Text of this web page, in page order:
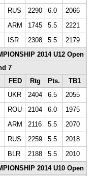
RUS 2290 6.0
2066
ARM 1745 5.5
2221
ISR 2308 5.5
2179
2014 U12 Open
7
FED Rtg Pts.
TB1
UKR 2404 6.5
2055
ROU 2104 6.0
1975
ARM 2116 5.5
2070
RUS 2259 5.5
2018
BLR 2188 5.5
2010
2014 U10 Open